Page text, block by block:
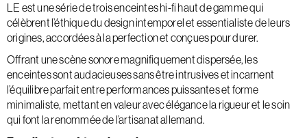
LE est une série de trois enceintes hi-fi haut de gamme qui
célèbrent l’éthique du design intemporel et essentialiste de leurs
origines, accordées à la perfection et conçues pour durer.
Offrant une scène sonore magnifiquement dispersée, les
enceintes sont audacieuses sans être intrusives et incarnent
l’équilibre parfait entre performances puissantes et forme
minimaliste, mettant en valeur avec élégance la rigueur et le soin
qui font la renommée de l’artisanat allemand.